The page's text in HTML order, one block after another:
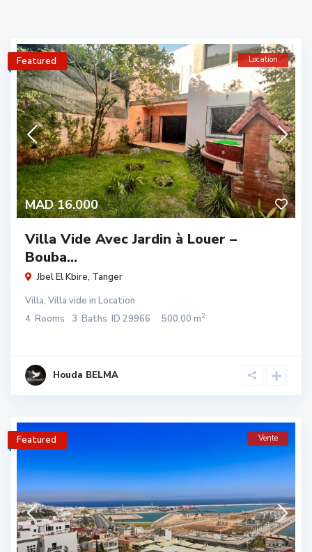
MAD 16.000
Location
Featured
Villa Vide Avec Jardin à Louer –
Bouba...
Jbel El Kbire, Tanger
Villa, Villa vide in Location
4 Rooms 3 Baths ID 29966 500.00 m2
Houda BELMA
Vente
Featured